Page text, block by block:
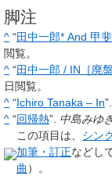
脚注
^ “田中一郎* And 甲
閲覧。
^ “田中一郎 / IN［廃盤
日閲覧。
^ “Ichiro Tanaka – In”.
^ “回帰熱”. 中島みゆ
この項目は、 シン
加筆・訂正などし
曲 ）。